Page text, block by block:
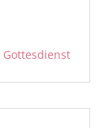
Gottesdienst